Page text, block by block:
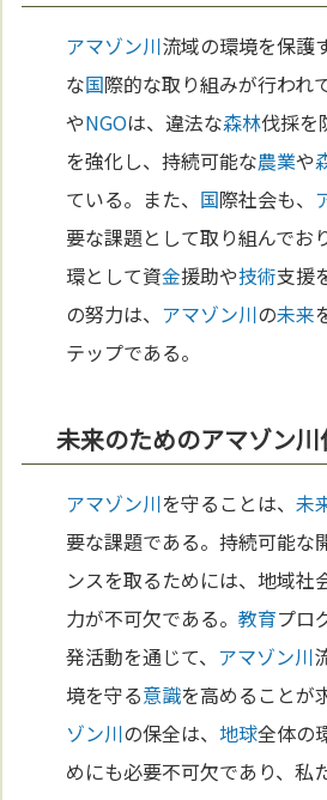
アマゾン川流域の環境を保護
な国際的な取り組みが行われ
やNGOは、違法な森林伐採を
を強化し、持続可能な農業や
ている。また、 国際社会も、
要な課題として取り組んでお
環として資金援助や技術支援
の努力は、 アマゾン川の未来
テップである。
未来のためのアマゾン川
アマゾン川を守ることは、未
要な課題である。持続可能な
ンスを取るためには、地域社
力が不可欠である。教育プロ
発活動を通じて、 アマゾン川
境を守る意識を高めることが
ゾン川の保全は、地球全体の
めにも必要不可欠であり、私